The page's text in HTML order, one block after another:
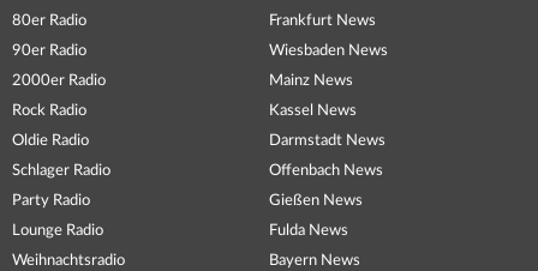
80er Radio
90er Radio
2000er Radio
Rock Radio
Oldie Radio
Schlager Radio
Party Radio
Lounge Radio
Weihnachtsradio
Frankfurt News
Wiesbaden News
Mainz News
Kassel News
Darmstadt News
Offenbach News
Gießen News
Fulda News
Bayern News